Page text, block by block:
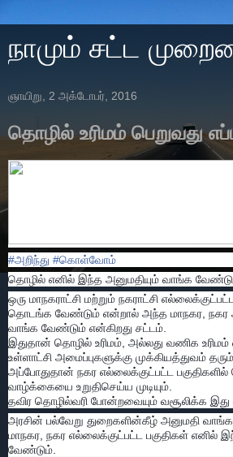
நாமும் சட்ட
ஞாயிறு, 2 அக்டோபர், 2016
தொழில் உரிமம் பெறுவது
#அறிந்து #கொள்வோம்
தொழில் எனில் இந்த அனுமதியும் வாங்க
ஒரு மாநகராட்சி மற்றும் நகராட்சி
தொடங்க வேண்டும் என்றால் அந்த மாநகர, நகர
வாங்க வேண்டும் என்கிறது சட்டம்.
இதுதான் தொழில் உரிமம், அல்லது வணிக உரிமம்
உள்ளாட்சி அமைப்புகளுக்கு முக்கியத்துவம்
அப்போதுதான் நகர எல்லைக்குட்பட்ட
வாழ்க்கையை உறுதிசெய்ய முடியும்.
தவிர தொழில்வரி போன்றவையும் வசூலிக்க இது
அரசின் பல்வேறு துறைகளின்கீழ் அனுமதி
மாநகர, நகர எல்லைக்குட்பட்ட பகுதிகள் எனில்
வேண்டும்.